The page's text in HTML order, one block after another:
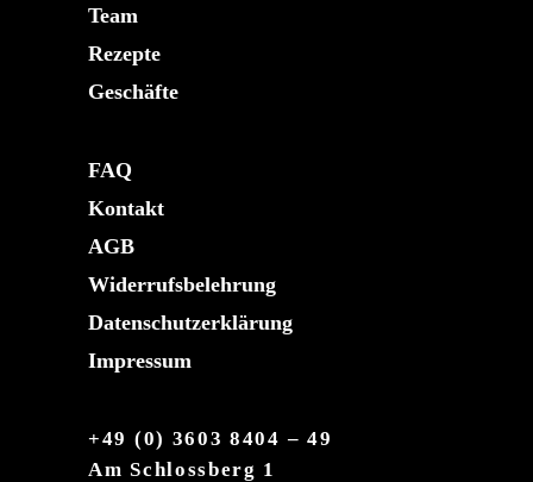
Team
Rezepte
Geschäfte
FAQ
Kontakt
AGB
Widerrufsbelehrung
Datenschutzerklärung
Impressum
+49 (0) 3603 8404 – 49
Am Schlossberg 1